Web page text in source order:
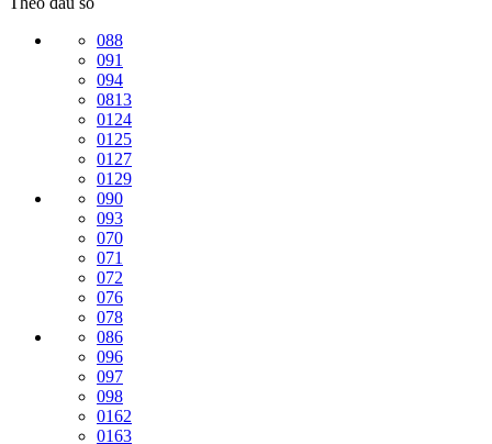
088
091
094
0813
0124
0125
0127
0129
090
093
070
071
072
076
078
086
096
097
098
0162
0163